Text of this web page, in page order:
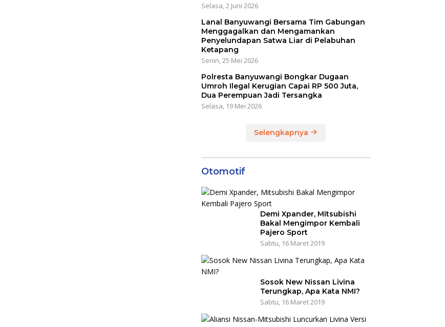
Selasa, 2 Juni 2026
Lanal Banyuwangi Bersama Tim Gabungan
Menggagalkan dan Mengamankan
Penyelundapan Satwa Liar di Pelabuhan
Ketapang
Senin, 25 Mei 2026
Polresta Banyuwangi Bongkar Dugaan
Umroh Ilegal Kerugian Capai RP 500 Juta,
Dua Perempuan Jadi Tersangka
Selasa, 19 Mei 2026
Selengkapnya
Otomotif
Demi Xpander, Mitsubishi
Bakal Mengimpor Kembali
Pajero Sport
Sabtu, 16 Maret 2019
Sosok New Nissan Livina
Terungkap, Apa Kata NMI?
Sabtu, 16 Maret 2019